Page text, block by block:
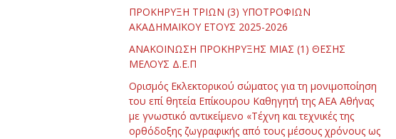
ΠΡΟΚΗΡΥΞΗ ΤΡΙΩΝ (3) ΥΠΟΤΡΟΦΙΩΝ
ΑΚΑΔΗΜΑΪΚΟΥ ΕΤΟΥΣ 2025-2026
ΑΝΑΚΟΙΝΩΣΗ ΠΡΟΚΗΡΥΞΗΣ ΜΙΑΣ (1) ΘΕΣΗΣ
ΜΕΛΟΥΣ Δ.Ε.Π
Ορισμός Εκλεκτορικού σώματος για τη μονιμοποίηση
του επί θητεία Επίκουρου Καθηγητή της ΑΕΑ Αθήνας
με γνωστικό αντικείμενο «Τέχνη και τεχνικές της
ορθόδοξης ζωγραφικής από τους μέσους χρόνους ως